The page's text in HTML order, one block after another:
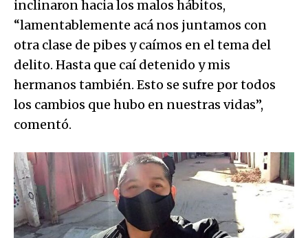
inclinaron hacia los malos hábitos,
“lamentablemente acá nos juntamos con
otra clase de pibes y caímos en el tema del
delito. Hasta que caí detenido y mis
hermanos también. Esto se sufre por todos
los cambios que hubo en nuestras vidas”,
comentó.